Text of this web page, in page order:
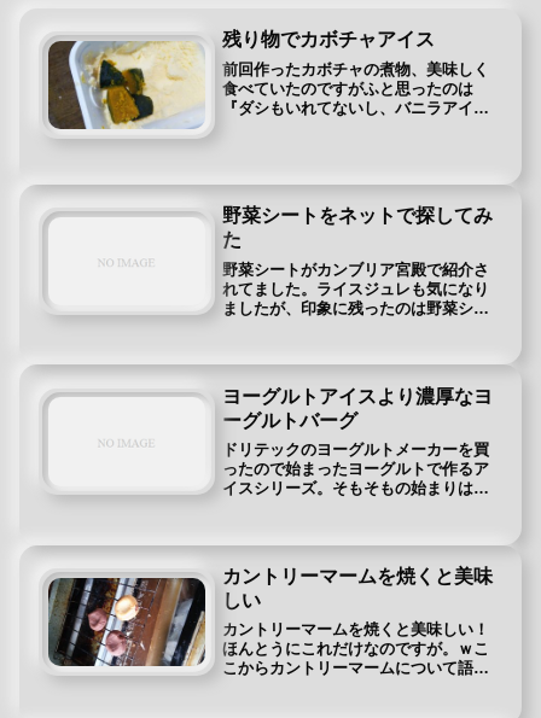
残り物でカボチャアイス
前回作ったカボチャの煮物、美味しく
食べていたのですがふと思ったのは
『ダシもいれてないし、バニラアイス
すのアイス、青のりの香るアイス、...
野菜シートをネットで探してみ
た
野菜シートがカンブリア宮殿で紹介さ
れてました。ライスジュレも気になり
ましたが、印象に残ったのは野菜シー
す。僕はお弁当は作らないのですが、
健康志向なおっくんてきには野菜げ原
料...
ヨーグルトアイスより濃厚なヨ
ーグルトバーグ
ドリテックのヨーグルトメーカーを買
ったので始まったヨーグルトで作るア
イスシリーズ。そもそもの始まりはヨ
ているのを知って興味を持ったからで
す。
カントリーマームを焼くと美味
しい
カントリーマームを焼くと美味しい！
ほんとうにこれだけなのですが。ｗこ
こからカントリーマームについて語っ